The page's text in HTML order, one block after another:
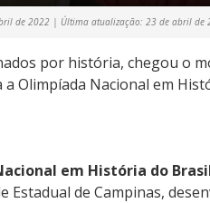
de 2022 | Última atualização: 23 de abril de
por história, chegou o
a Olimpíada Nacional em
em História do
Estadual de Campinas,